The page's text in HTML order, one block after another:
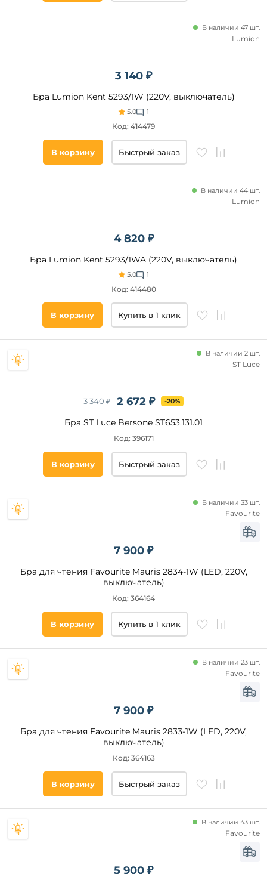
3 140 ₽
Бра Lumion Kent 5293/1W (220V, выключатель)
5.0 1
В наличии 47 шт.
Код: 414479
Lumion
В корзину Быстрый заказ
4 820 ₽
Бра Lumion Kent 5293/1WA (220V, выключатель)
5.0 1
В наличии 44 шт.
Код: 414480
Lumion
В корзину Купить в 1 клик
2 672 ₽
3 340 ₽ -20%
Бра ST Luce Bersone ST653.131.01
В наличии 2 шт.
Код: 396171
ST Luce
В корзину Быстрый заказ
7 900 ₽
Бра для чтения Favourite Mauris 2834-1W (LED, 220V,
выключатель)
В наличии 33 шт.
Код: 364164
Favourite
В корзину Купить в 1 клик
7 900 ₽
Бра для чтения Favourite Mauris 2833-1W (LED, 220V,
выключатель)
В наличии 23 шт.
Код: 364163
Favourite
В корзину Быстрый заказ
5 900 ₽
В наличии 43 шт.
Favourite